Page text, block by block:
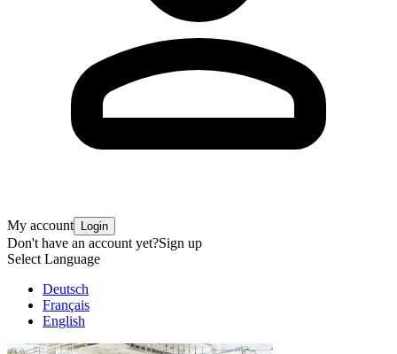
My account Login
Don't have an account yet?Sign up
Select Language
Deutsch
Français
English